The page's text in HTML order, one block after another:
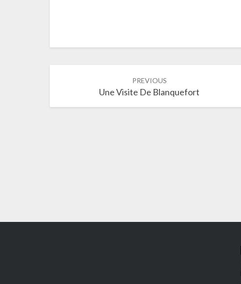
navigation
PREVIOUS
Une Visite De Blanquefort